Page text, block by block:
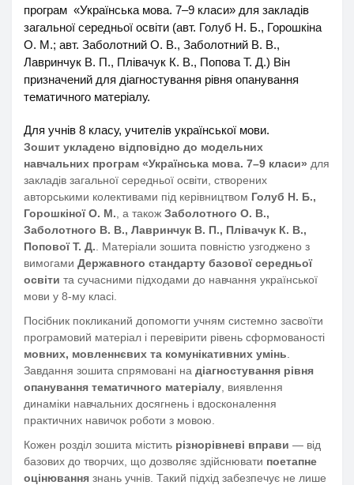
програм «Українська мова. 7–9 класи» для закладів
загальної середньої освіти (авт. Голуб Н. Б., Горошкіна
О. М.; авт. Заболотний О. В., Заболотний В. В.,
Лавринчук В. П., Плівачук К. В., Попова Т. Д.) Він
призначений для діагностування рівня опанування
тематичного матеріалу.
Для учнів 8 класу, учителів української мови.
Зошит укладено відповідно до модельних
навчальних програм «Українська мова. 7–9 класи» для
закладів загальної середньої освіти, створених
авторськими колективами під керівництвом Голуб Н. Б.,
Горошкіної О. М. , а також Заболотного О. В.,
Заболотного В. В., Лавринчук В. П., Плівачук К. В.,
Попової Т. Д. . Матеріали зошита повністю узгоджено з
вимогами Державного стандарту базової середньої
освіти та сучасними підходами до навчання української
мови у 8-му класі.
Посібник покликаний допомогти учням системно засвоїти
програмовий матеріал і перевірити рівень сформованості
мовних, мовленнєвих та комунікативних умінь
Завдання зошита спрямовані на діагностування рівня
опанування тематичного матеріалу , виявлення
динаміки навчальних досягнень і вдосконалення
практичних навичок роботи з мовою.
Кожен розділ зошита містить різнорівневі вправи — від
базових до творчих, що дозволяє здійснювати поетапне
оцінювання знань учнів. Такий підхід забезпечує не лише